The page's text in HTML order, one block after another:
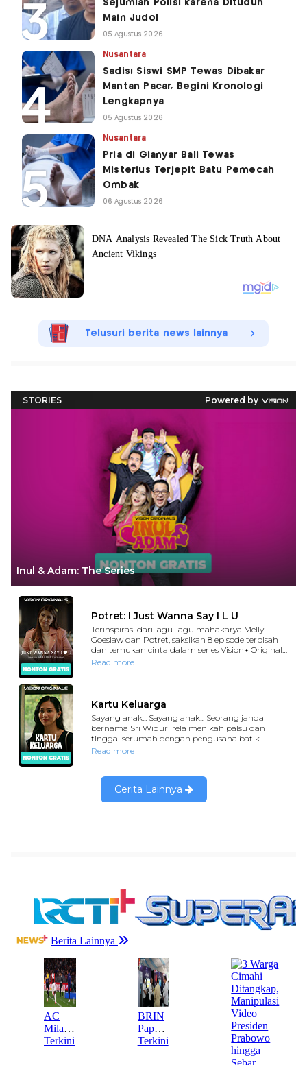
Sejumlah Polisi karena Dituduh
Main Judol
05 Agustus 2026
Nusantara
Sadis! Siswi SMP Tewas Dibakar
Mantan Pacar, Begini Kronologi
Lengkapnya
05 Agustus 2026
Nusantara
Pria di Gianyar Bali Tewas
Misterius Terjepit Batu Pemecah
Ombak
06 Agustus 2026
Telusuri berita news lainnya